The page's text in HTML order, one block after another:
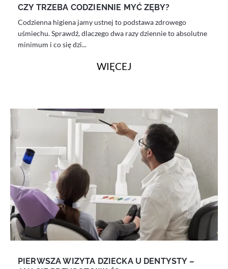
CZY TRZEBA CODZIENNIE MYĆ ZĘBY?
Codzienna higiena jamy ustnej to podstawa zdrowego
uśmiechu. Sprawdź, dlaczego dwa razy dziennie to absolutne
minimum i co się dzi...
WIĘCEJ
PIERWSZA WIZYTA DZIECKA U DENTYSTY –